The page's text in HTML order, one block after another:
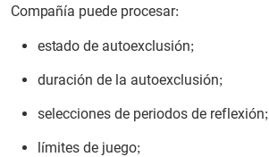
Compañía puede procesar:
estado de autoexclusión;
duración de la autoexclusión;
selecciones de periodos de reflexión;
límites de juego;